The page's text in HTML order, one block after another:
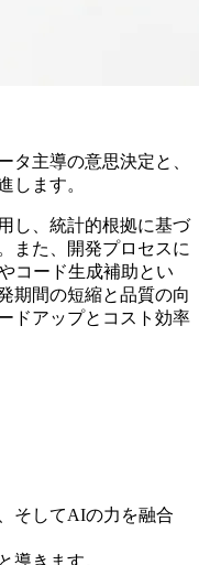
タ主導の意思決定と、
します。
し、統計的根拠に基づ
また、開発プロセスに
コード生成補助とい
期間の短縮と品質の向
ドアップとコスト効率
そしてAIの力を融合